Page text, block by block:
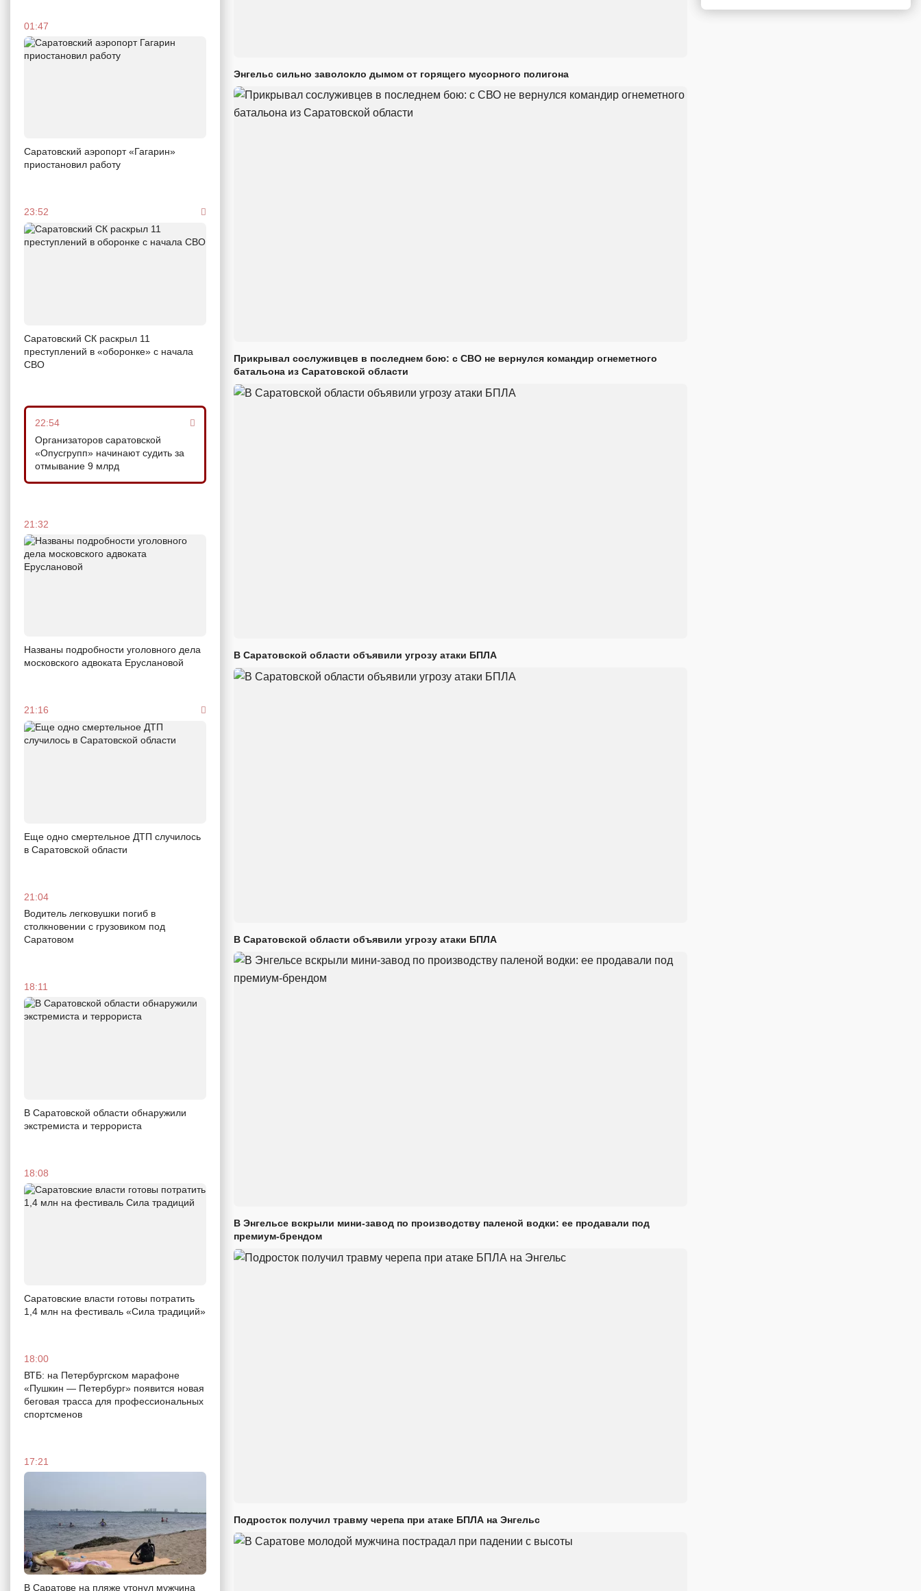
01:47
Саратовский аэропорт «Гагарин»
приостановил работу
23:52
Саратовский СК раскрыл 11
преступлений в «оборонке» с начала
СВО
22:54
Организаторов саратовской
«Опусгрупп» начинают судить за
отмывание 9 млрд
21:32
Названы подробности уголовного дела
московского адвоката Еруслановой
21:16
Еще одно смертельное ДТП случилось
в Саратовской области
21:04
Водитель легковушки погиб в
столкновении с грузовиком под
Саратовом
18:11
В Саратовской области обнаружили
экстремиста и террориста
18:08
Саратовские власти готовы потратить
1,4 млн на фестиваль «Сила традиций»
18:00
ВТБ: на Петербургском марафоне
«Пушкин — Петербург» появится новая
беговая трасса для профессиональных
спортсменов
17:21
В Саратове на пляже утонул мужчина
Энгельс сильно заволокло дымом от горящего мусорного полигона
Прикрывал сослуживцев в последнем бою: с СВО не вернулся командир огнеметного
батальона из Саратовской области
В Саратовской области объявили угрозу атаки БПЛА
В Саратовской области объявили угрозу атаки БПЛА
В Энгельсе вскрыли мини-завод по производству паленой водки: ее продавали под
премиум-брендом
Подросток получил травму черепа при атаке БПЛА на Энгельс